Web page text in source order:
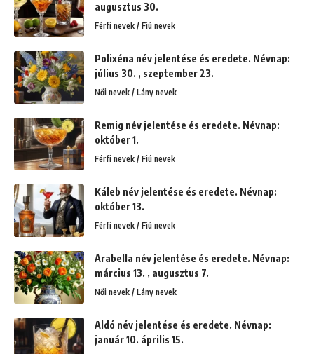
augusztus 30.
Férfi nevek / Fiú nevek
Polixéna név jelentése és eredete. Névnap:
július 30. , szeptember 23.
Női nevek / Lány nevek
Remig név jelentése és eredete. Névnap:
október 1.
Férfi nevek / Fiú nevek
Káleb név jelentése és eredete. Névnap:
október 13.
Férfi nevek / Fiú nevek
Arabella név jelentése és eredete. Névnap:
március 13. , augusztus 7.
Női nevek / Lány nevek
Aldó név jelentése és eredete. Névnap:
január 10. április 15.